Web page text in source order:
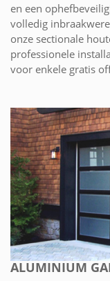
en een
volledig
onze sectionale
professionele
voor enkele gratis
ALUMINIUM